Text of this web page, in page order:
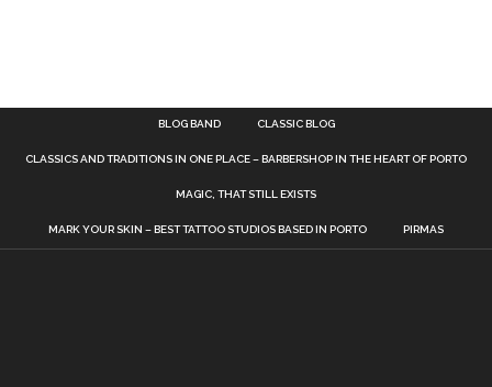
BLOG BAND CLASSIC BLOG
CLASSICS AND TRADITIONS IN ONE PLACE – BARBERSHOP IN THE HEART OF PORTO
MAGIC, THAT STILL EXISTS
MARK YOUR SKIN – BEST TATTOO STUDIOS BASED IN PORTO PIRMAS